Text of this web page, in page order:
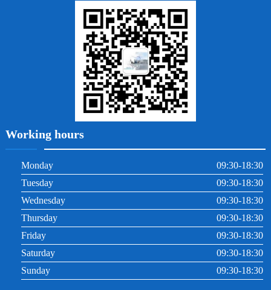
Working hours
Monday
09:30-18:30
Tuesday
09:30-18:30
Wednesday
09:30-18:30
Thursday
09:30-18:30
Friday
09:30-18:30
Saturday
09:30-18:30
Sunday
09:30-18:30